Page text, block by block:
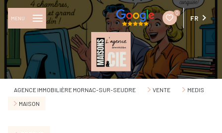
0
FR
MENU
AGENCE IMMOBILIÈRE MORNAC-SUR-SEUDRE VENTE
MEDIS
MAISON